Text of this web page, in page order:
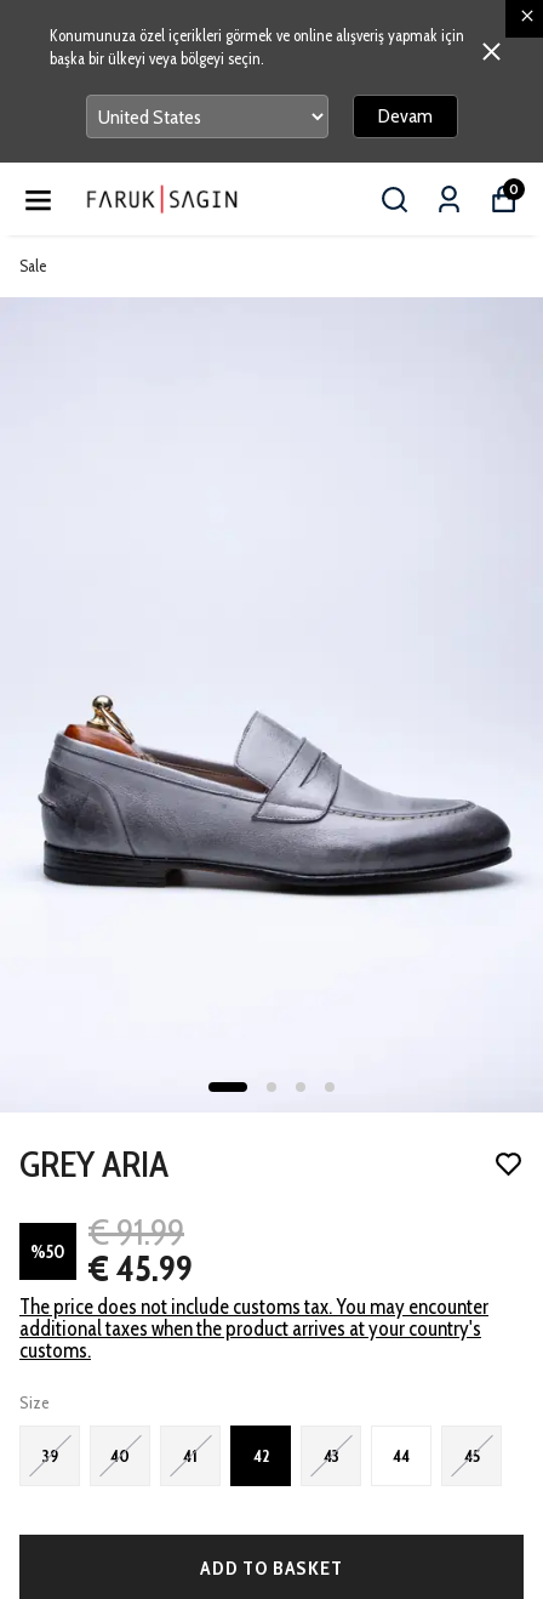
Konumunuza özel içerikleri görmek ve online alışveriş yapmak için
başka bir ülkeyi veya bölgeyi seçin.
Devam
0
Sale
GREY ARIA
%50
€ 91.99
€ 45.99
The price does not include customs tax. You may encounter
additional taxes when the product arrives at your country's
customs.
Size
39 40 41 42 43 44 45
ADD TO BASKET